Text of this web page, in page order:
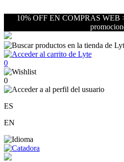
10% OFF EN COMPRAS WEB
0
0
ES
EN